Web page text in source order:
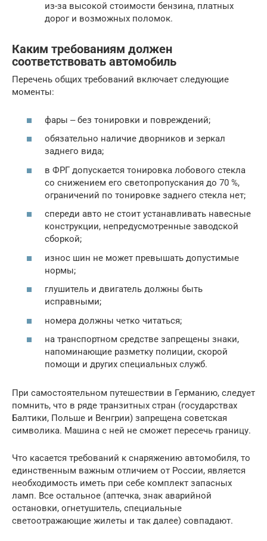
из-за высокой стоимости бензина, платных
дорог и возможных поломок.
Каким требованиям должен
соответствовать автомобиль
Перечень общих требований включает следующие
моменты:
фары ‒ без тонировки и повреждений;
обязательно наличие дворников и зеркал
заднего вида;
в ФРГ допускается тонировка лобового стекла
со снижением его светопропускания до 70 %,
ограничений по тонировке заднего стекла нет;
спереди авто не стоит устанавливать навесные
конструкции, непредусмотренные заводской
сборкой;
износ шин не может превышать допустимые
нормы;
глушитель и двигатель должны быть
исправными;
номера должны четко читаться;
на транспортном средстве запрещены знаки,
напоминающие разметку полиции, скорой
помощи и других специальных служб.
При самостоятельном путешествии в Германию, следует
помнить, что в ряде транзитных стран (государствах
Балтики, Польше и Венгрии) запрещена советская
символика. Машина с ней не сможет пересечь границу.
Что касается требований к снаряжению автомобиля, то
единственным важным отличием от России, является
необходимость иметь при себе комплект запасных
ламп. Все остальное (аптечка, знак аварийной
остановки, огнетушитель, специальные
светоотражающие жилеты и так далее) совпадают.